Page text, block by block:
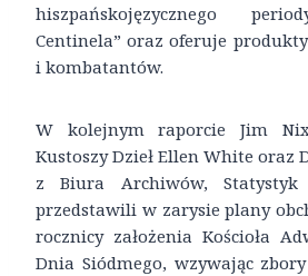
hiszpańskojęzycznego
Centinela” oraz oferuje
i kombatantów.
W kolejnym raporcie Jim
Kustoszy Dzieł Ellen White oraz
z Biura Archiwów,
przedstawili w zarysie plany
rocznicy założenia Kościoła
Dnia Siódmego, wzywając